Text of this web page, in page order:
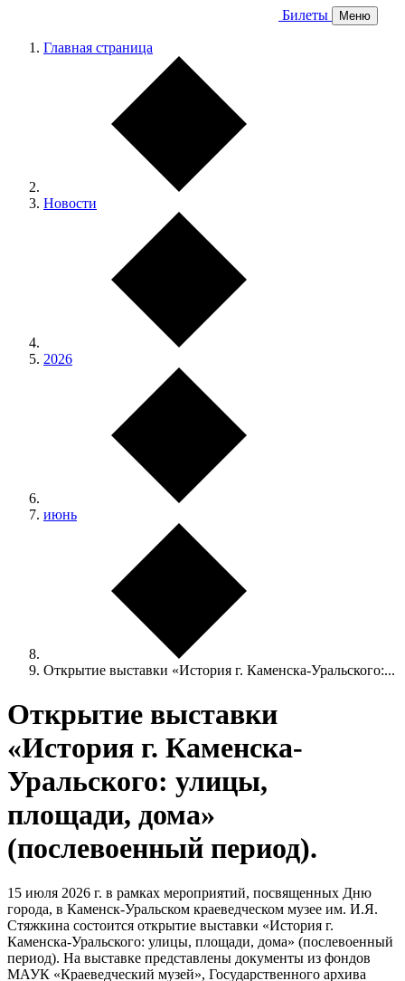
Билеты Меню
Главная страница
Новости
2026
июнь
Открытие выставки «История г. Каменска-Уральского:...
Открытие выставки
«История г. Каменска-
Уральского: улицы,
площади, дома»
(послевоенный период).
15 июля 2026 г. в рамках мероприятий, посвященных Дню
города, в Каменск-Уральском краеведческом музее им. И.Я.
Стяжкина состоится открытие выставки «История г.
Каменска-Уральского: улицы, площади, дома» (послевоенный
период). На выставке представлены документы из фондов
МАУК «Краеведческий музей», Государственного архива